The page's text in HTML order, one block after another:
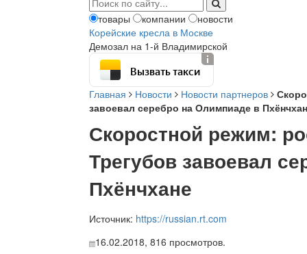
товары компании
новости
Корейские кресла в Москве
Демозал на 1-й Владимирской
Вызвать такси
Главная Новости Новости партнеров
завоевал серебро на Олимпиаде в
Скоростной режим:
Трегубов завоевал
Пхёнчхане
Источник: https://russian.rt.com
16.02.2018, 816 просмотров.